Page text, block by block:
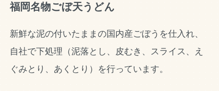
福岡名物ごぼ天うどん
新鮮な泥の付いたままの国内産ごぼうを仕入れ、
自社で下処理（泥落とし、皮むき、スライス、え
ぐみとり、あくとり）を行っています。